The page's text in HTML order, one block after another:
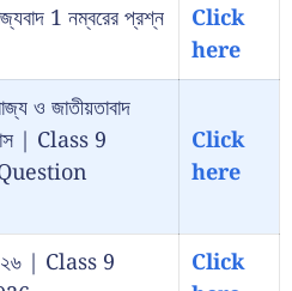
1 নম্বরের প্রশ্ন
Click
here
ও জাতীয়তাবাদ
| Class 9
Click
here
| Class 9
Click